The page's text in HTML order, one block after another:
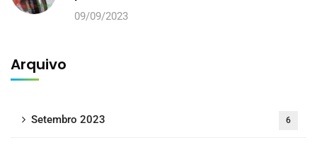
09/09/2023
Arquivo
Setembro 2023 6